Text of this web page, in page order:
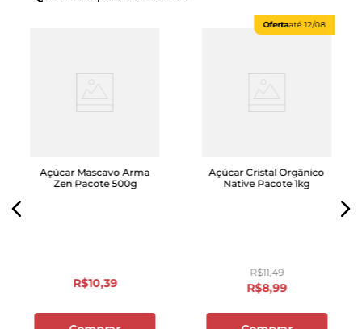
Açúcar Mascavo Arma
Zen Pacote 500g
R$10,39
Ofertaaté12/08
Açúcar Cristal Orgânico
Native Pacote 1kg
R$11,49
R$8,99